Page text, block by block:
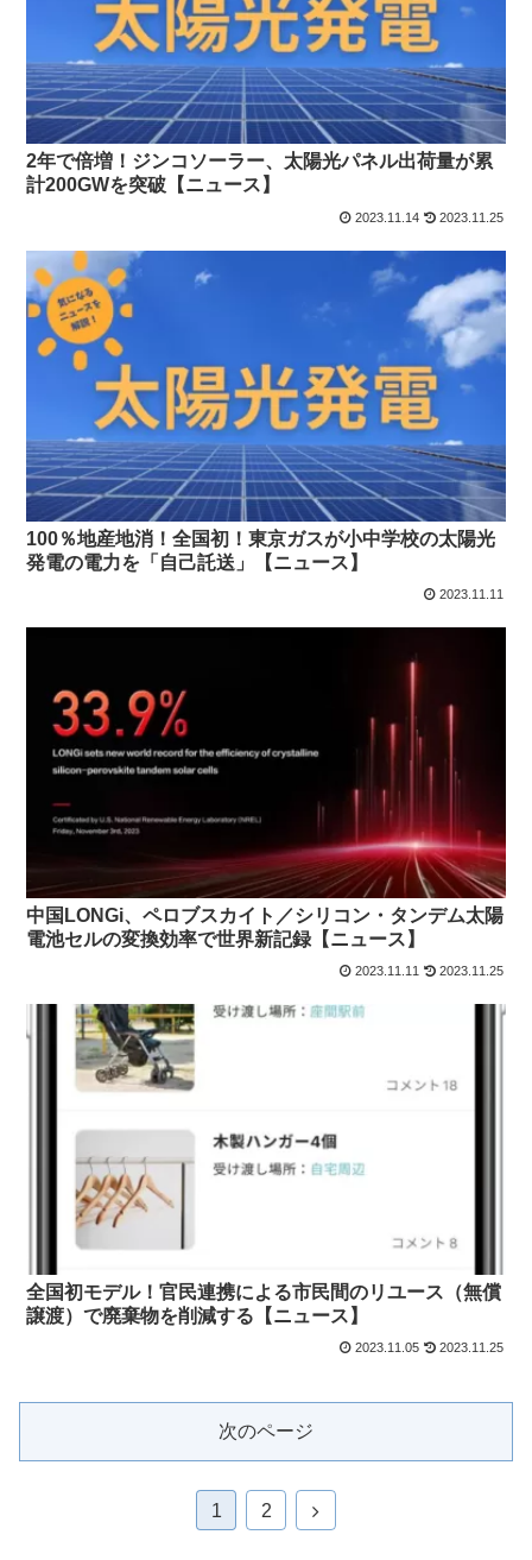
2年で倍増！ジンコソーラー、太陽光パネル出荷量が累
計200GWを突破【ニュース】
2023.11.14 2023.11.25
100％地産地消！全国初！東京ガスが小中学校の太陽光
発電の電力を「自己託送」【ニュース】
2023.11.11
中国LONGi、ペロブスカイト／シリコン・タンデム太陽
電池セルの変換効率で世界新記録【ニュース】
2023.11.11 2023.11.25
全国初モデル！官民連携による市民間のリユース（無償
譲渡）で廃棄物を削減する【ニュース】
2023.11.05 2023.11.25
次のページ
1 2
次